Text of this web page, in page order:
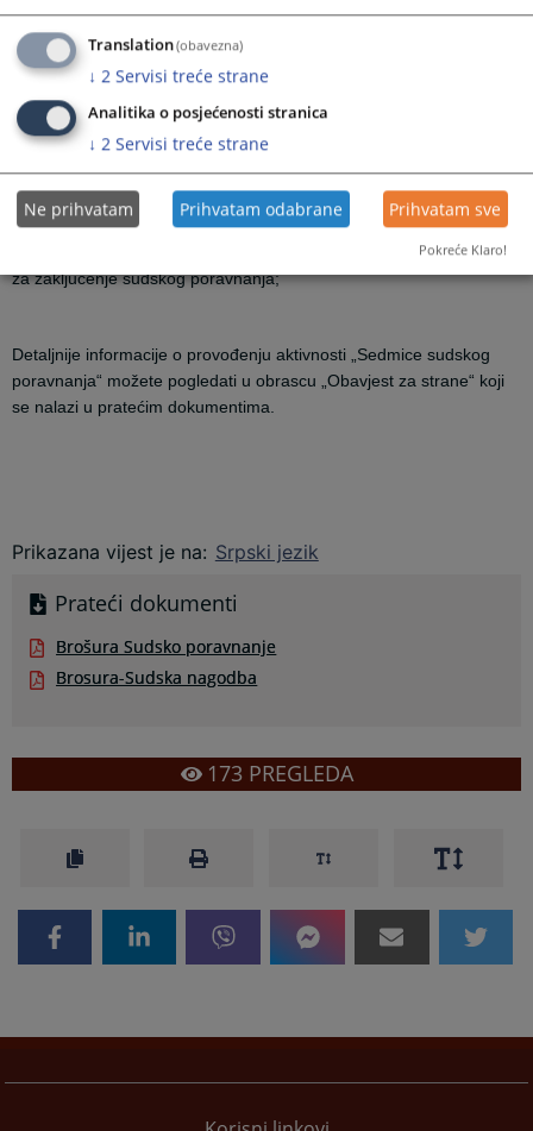
jedan od slijedećih načina:
- samostalno ili preko svog zastupnika uputite pismeni prijedlog za
zaključenje sudskog poravnanja;
- samostalno ili preko zastupnika kontaktirate sudiju kako bi
poravnanja;
- zajedno sa suprotnom strankom, te zastupnikom ukoliko ga
imate, u toku navedenog perioda, pristupite na sud sa prijedlogom
za zaključenje sudskog poravnanja;
Detaljnije informacije o provođenju aktivnosti „Sedmice sudskog
poravnanja“ možete pogledati u obrascu „Obavjest za strane“ koji
se nalazi u pratećim dokumentima.
Prikazana vijest je na: Srpski jezik
Prateći dokumenti
Brošura Sudsko poravnanje
Brosura-Sudska nagodba
173PREGLEDA
Translation(obavezna)
↓ 2 Servisi treće strane
Analitika o posjećenosti stranica
↓ 2 Servisi treće strane
Ne prihvatam Prihvatam odabrane Prihvatam sve
Pokreće Klaro!